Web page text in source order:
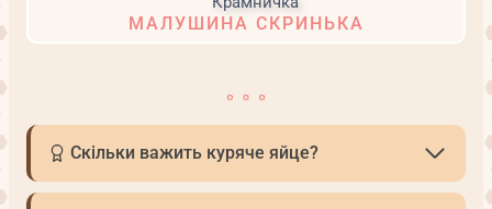
МАЛУШИНА СКРИНЬКА
Скільки важить куряче яйце?